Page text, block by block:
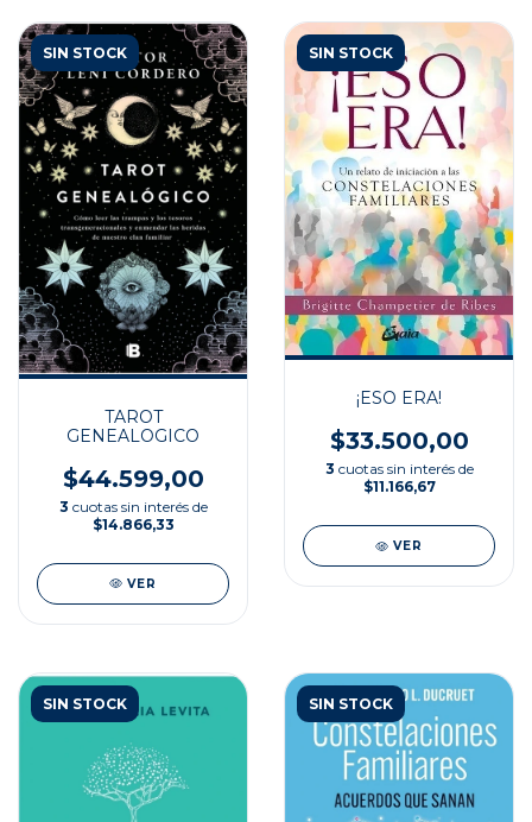
SIN STOCK
TAROT
GENEALOGICO
$44.599,00
3 cuotas sin interés de
$14.866,33
VER
SIN STOCK
¡ESO ERA!
$33.500,00
3 cuotas sin interés de
$11.166,67
VER
SIN STOCK SIN STOCK